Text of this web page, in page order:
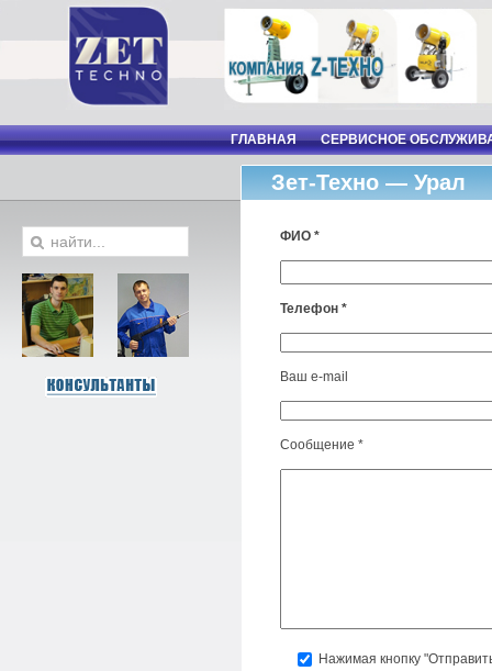
ГЛАВНАЯ СЕРВИСНОЕ
Зет-Техно — Урал
ФИО *
Телефон *
Ваш e-mail
Сообщение *
Нажимая кнопку